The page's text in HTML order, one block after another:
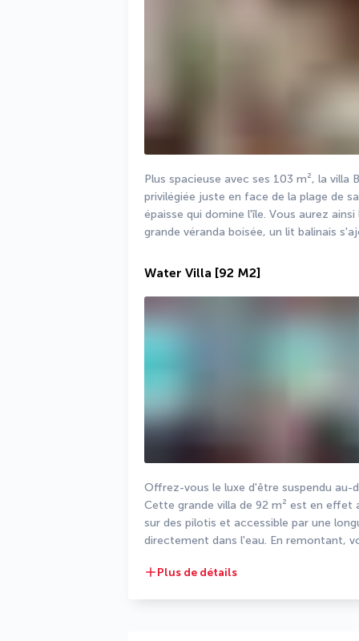
Plus spacieuse avec ses 103 m², la
privilégiée juste en face de la plage de
épaisse qui domine l'île. Vous aurez
grande véranda boisée, un lit balinais
Water Villa [92 M2]
Offrez-vous le luxe d'être suspendu au-
Cette grande villa de 92 m² est en
sur des pilotis et accessible par une
directement dans l'eau. En remontant,
Plus de détails